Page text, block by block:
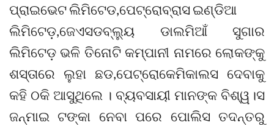
ପ୍ରାଇଭେଟ ଲିମିଟେଡ,ପେଟ୍ରୋବ୍ରାସ ଇଣ୍ଡିଆ
ଲିମିଟେଡ଼,ଜେଏସଡବ୍ଲ୍ୟୁ ଡାଲମିଆଁ ସୁଗାର
ଲିମିଟେଡ଼ ଭଳି ତିନୋଟି କମ୍ପାନୀ ନାମରେ ଲୋକଙ୍କୁ
ଶସ୍ତାରେ ଲୁହା ଛଡ,ପେଟ୍ରୋକେମିକାଲସ ଦେବାକୁ
କହି ଠକି ଆସୁଥିଲେ । ବ୍ୟବସାୟୀ ମାନଙ୍କ ବିଶ୍ୱ।ସ
ଜନ୍ମାଇ ଟଙ୍କା ନେବା ପରେ ପୋଲିସ ତଦନ୍ତରୁ